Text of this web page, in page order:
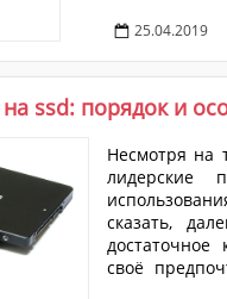
позволяет
назад,
25.04.2019
ssd: порядок и
Несмотря на
лидерские
сказать,
достаточное
своё